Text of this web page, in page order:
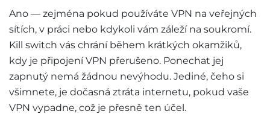
Ano — zejména pokud používáte VPN na veřejných
sítích, v práci nebo kdykoli vám záleží na soukromí.
Kill switch vás chrání během krátkých okamžiků,
kdy je připojení VPN přerušeno. Ponechat jej
zapnutý nemá žádnou nevýhodu. Jediné, čeho si
všimnete, je dočasná ztráta internetu, pokud vaše
VPN vypadne, což je přesně ten účel.